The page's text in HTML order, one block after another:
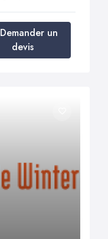
Demander un
devis